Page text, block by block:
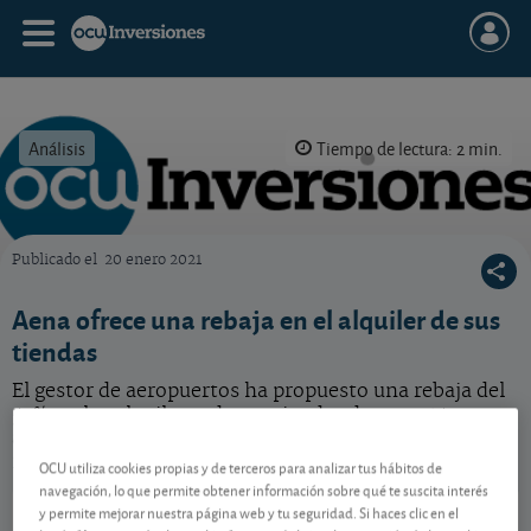
Análisis Tiempo de lectura: 2 min.
Publicado el 20 enero 2021
Aena ofrece una rebaja en el alquiler de sus
tiendas
El gestor de aeropuertos ha propuesto una rebaja del
50% en los alquileres de sus tiendas durante 15 meses
instalaciones.
Aena 26,84 EUR
OCU utiliza cookies propias y de terceros para analizar tus hábitos de
navegación, lo que permite obtener información sobre qué te suscita interés
y permite mejorar nuestra página web y tu seguridad. Si haces clic en el